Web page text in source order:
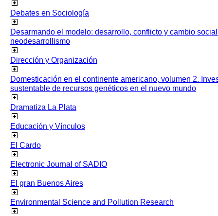
Debates en Sociología
Desarmando el modelo: desarrollo, conflicto y cambio
neodesarrollismo
Dirección y Organización
Domesticación en el continente americano, volumen 2.
sustentable de recursos genéticos en el nuevo mundo
Dramatiza La Plata
Educación y Vínculos
El Cardo
Electronic Journal of SADIO
El gran Buenos Aires
Environmental Science and Pollution Research